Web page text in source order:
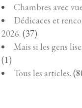
Chambres avec
Dédicaces et
2026. (37)
Mais si les gens
(1)
Tous les articles.